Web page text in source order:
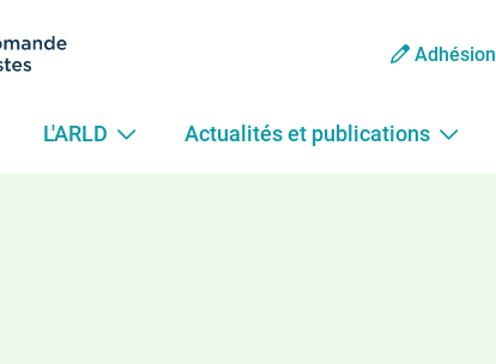
Adhésion
L'ARLD Actualités et publications